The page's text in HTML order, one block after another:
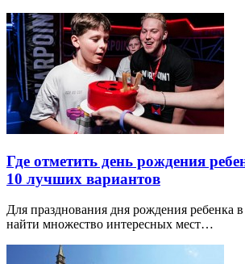
Где отметить день рождения
10 лучших вариантов
Для празднования дня рождения ребенка
найти множество интересных мест…